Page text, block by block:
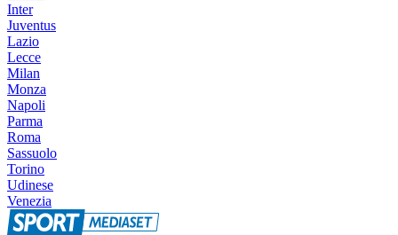
Inter
Juventus
Lazio
Lecce
Milan
Monza
Napoli
Parma
Roma
Sassuolo
Torino
Udinese
Venezia